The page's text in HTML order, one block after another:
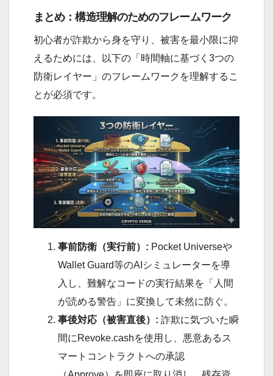
まとめ：構造理解のためのフレームワーク
初心者が詐欺から身を守り、被害を最小限に抑
えるためには、以下の「時間軸に基づく3つの
防衛レイヤー」のフレームワークを理解するこ
とが必須です。
事前防衛（実行前）: Pocket Universeや
Wallet Guard等のAIシミュレーターを導
入し、難解なコードの実行結果を「人間
が読める警告」に変換して未然に防ぐ。
事後対応（被害直後）: 詐欺に気づいた瞬
間にRevoke.cashを使用し、悪意あるス
マートコントラクトへの承認